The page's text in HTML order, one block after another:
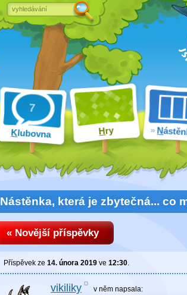
Klubovna Hry N
Nástěnka, která je zbytečná... co
« Novější příspěvky
Příspěvek ze 14. února 2019 ve 12:30.
vikiliky v němnapsala: